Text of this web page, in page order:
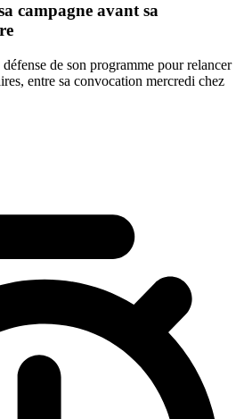
campagne avant sa
de son programme pour relancer
entre sa convocation mercredi chez